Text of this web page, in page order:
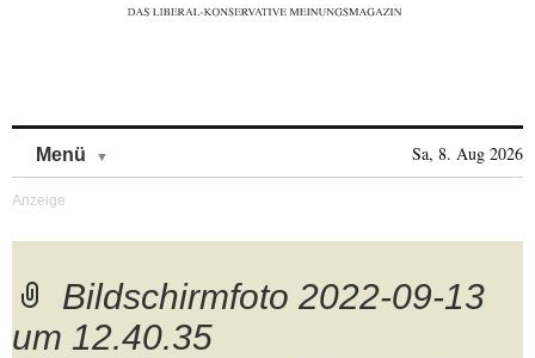
Menü Sa, 8. Aug 2026
Bildschirmfoto 2022-09-13
um 12.40.35